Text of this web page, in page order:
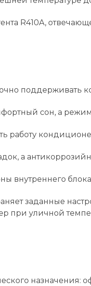
R410A,
поддерживать
сон, а
а
заданные
при уличной
назначения: